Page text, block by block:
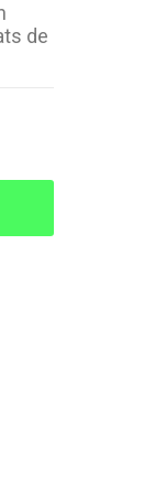
de